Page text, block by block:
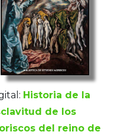
Historia de la
de los
del reino de